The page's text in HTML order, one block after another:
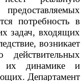
потребность в
задач, входящих
возникает
их динамике и
Департамент